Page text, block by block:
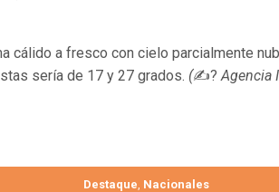
cálido a fresco con cielo parcialmente
sería de 17 y 27 grados. (✍?Agencia
Destaque, Nacionales